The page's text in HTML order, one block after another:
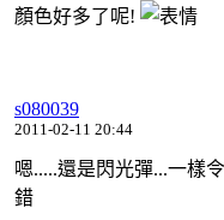
顏色好多了呢!
s080039
2011-02-11 20:44
嗯.....還是閃光彈...一樣
錯